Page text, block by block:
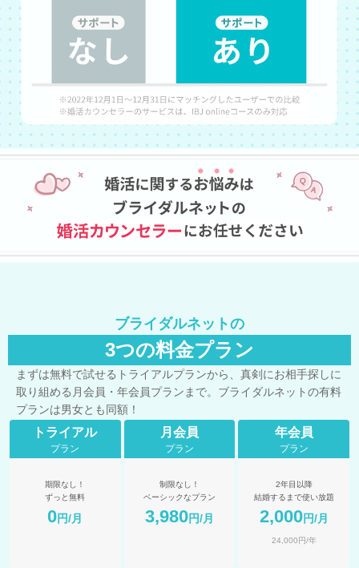
ブライダルネットの
3つの料金プラン
まずは無料で試せるトライアルプランから、真剣にお相手探しに
取り組める月会員・年会員プランまで。ブライダルネットの有料
プランは男女とも同額！
トライアル
プラン
期限なし！
ずっと無料
0円/月
月会員
プラン
制限なし！
ベーシックなプラン
3,980円/月
年会員
プラン
2年目以降
結婚するまで使い放題
2,000円/月
24,000円/年